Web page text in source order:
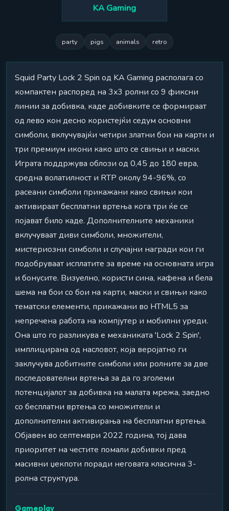
KA Gaming
party pigs animals retro
Squid Party Lock 2 Spin од KA Gaming располага со
компактен распоред на 3x3 ролни со 9 фиксни
линии за добивка, каде добивките се формираат
од лево кон десно користејќи седум основни
симболи, вклучувајќи четири златни бои на карти и
три премиум икони како што се свињи и маски.
Играта поддржува облози од 0,45 до 180 евра,
средна волатилност и RTP околу 94-96%, со
расеани симболи прикажани како свињи кои
активираат бесплатни вртења кога три ќе се
појават било каде. Дополнителните механики
вклучуваат диви симболи, множители,
мистериозни симболи и случајни награди кои ги
подобруваат исплатите за време на основната игра
и бонусите. Визуелно, користи сина, кафена и бела
шема на бои со бои на карти, маски и свињи како
тематски елементи, прикажани во HTML5 за
непречена работа на компјутер и мобилни уреди.
Она што го разликува е механиката 'Lock 2 Spin',
имплицирана од насловот, која веројатно ги
заклучува добитните симболи или ролните за две
последователни вртења за да го зголеми
потенцијалот за добивка на малата мрежа, заедно
со бесплатни вртења со множители и
дополнителни активирања на бесплатни вртења.
Објавен во септември 2022 година, тој дава
приоритет на честите помали добивки пред
масивни џекпоти поради неговата класична 3-
ролна структура.
Gameplay